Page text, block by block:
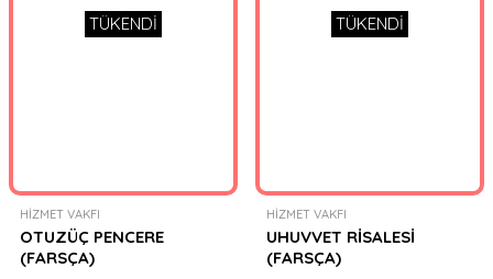
TÜKENDİ
HİZMET VAKFI
OTUZÜÇ PENCERE
(FARSÇA)
TÜKENDİ
HİZMET VAKFI
UHUVVET RİSALESİ
(FARSÇA)